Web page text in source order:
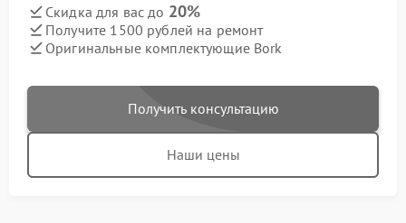
Скидка для вас до 20%
Получите 1500 рублей на ремонт
Оригинальные комплектующие Bork
Получить консультацию
Наши цены